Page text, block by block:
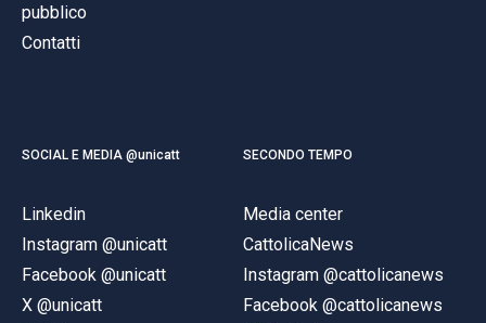
pubblico
Contatti
SOCIAL E MEDIA @unicatt
Linkedin
Instagram @unicatt
Facebook @unicatt
X @unicatt
SECONDO TEMPO
Media center
CattolicaNews
Instagram @cattolicanews
Facebook @cattolicanews